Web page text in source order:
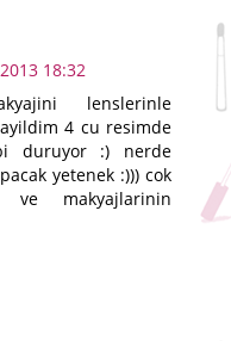
18:32
lenslerinle
4 cu resimde
duruyor :) nerde
yetenek :))) cok
ve makyajlarinin